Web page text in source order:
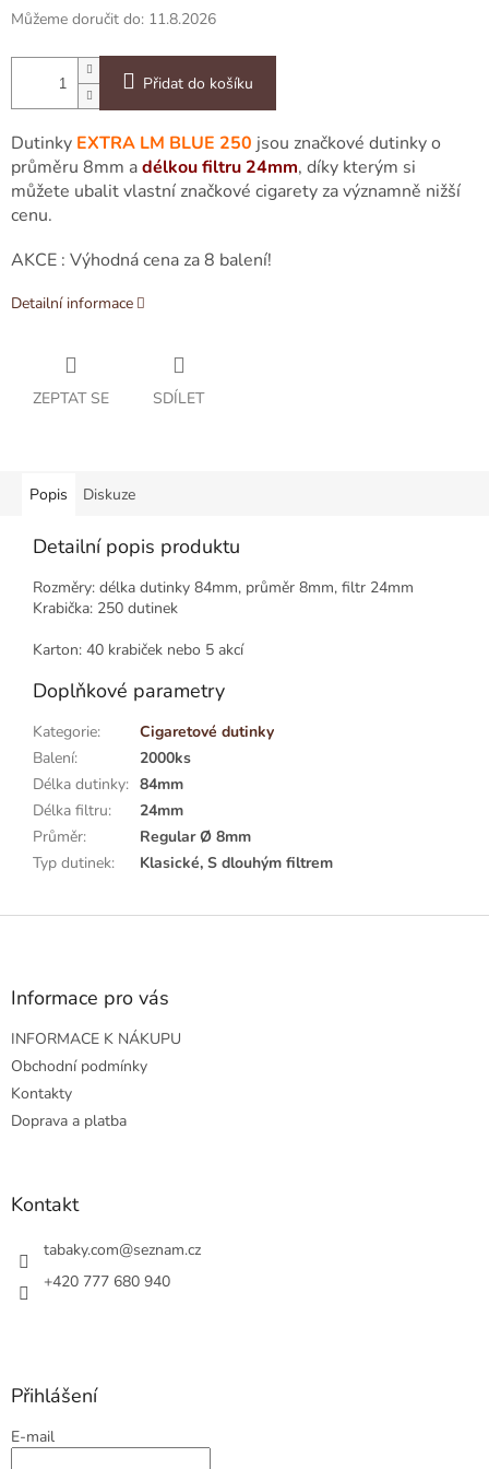
Můžeme doručit do: 11.8.2026
Přidat do košíku
Dutinky EXTRA LM BLUE 250 jsou značkové dutinky o
průměru 8mm adélkou filtru 24mm, díky kterým si
můžete ubalit vlastní značkové cigarety za významně nižší
cenu.
AKCE : Výhodná cena za 8 balení!
Detailní informace
ZEPTAT SE SDÍLET
Popis Diskuze
Detailní popis produktu
Rozměry: délka dutinky 84mm, průměr 8mm, filtr 24mm
Krabička: 250 dutinek
Karton: 40 krabiček nebo 5 akcí
Doplňkové parametry
Kategorie:
Cigaretové dutinky
Balení:
2000ks
Délka dutinky: 84mm
Délka filtru:
24mm
Průměr:
Regular Ø 8mm
Typ dutinek: Klasické, S dlouhým filtrem
Z
Informace pro vás
INFORMACE K NÁKUPU
Obchodní podmínky
Kontakty
Doprava a platba
Kontakt
tabaky.com@seznam.cz
+420 777 680 940
Přihlášení
E-mail